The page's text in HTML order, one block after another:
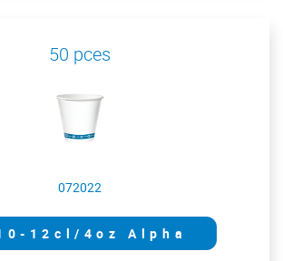
50 pces
072022
12cl/4oz Alpha